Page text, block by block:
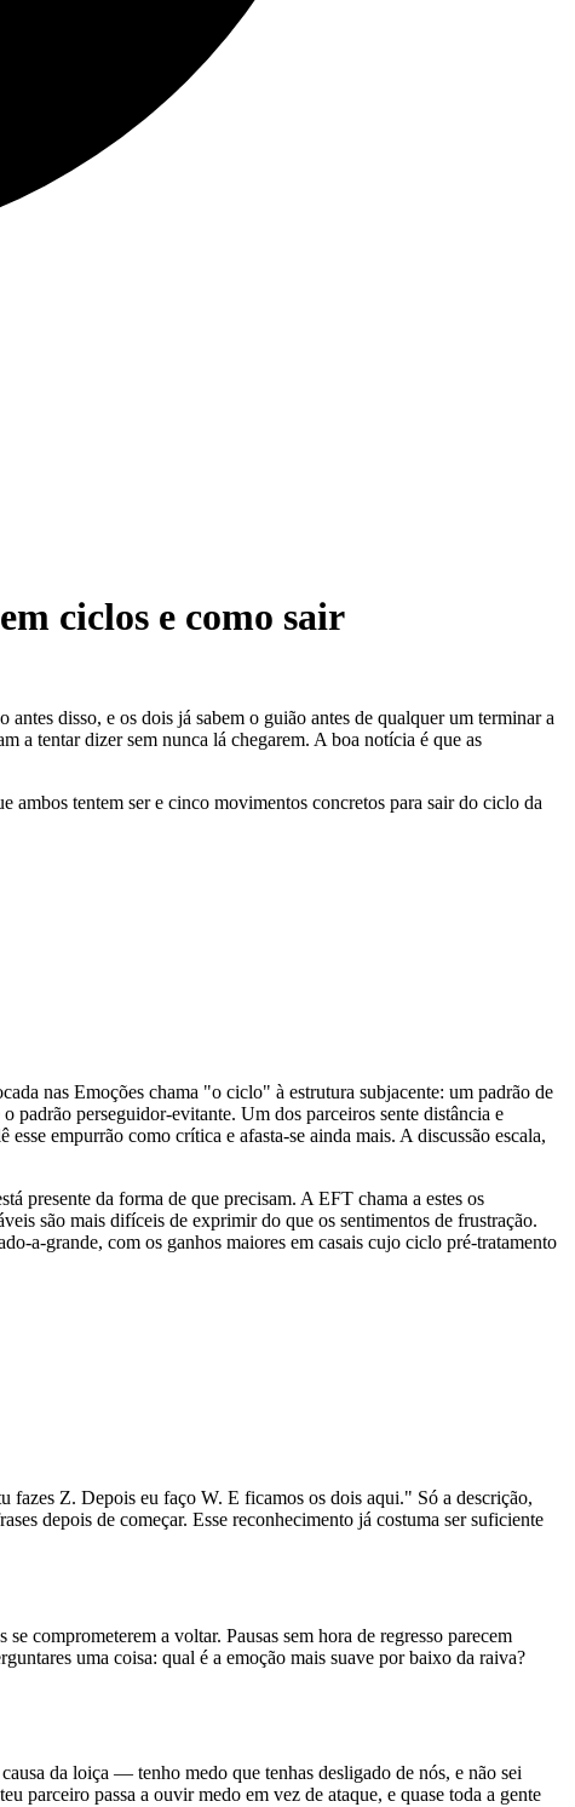
ciclos e como sair
disso, e os dois já sabem o guião antes de qualquer um terminar a
a tentar dizer sem nunca lá chegarem. A boa notícia é que as
ambos tentem ser e cinco movimentos concretos para sair do ciclo da
nas Emoções chama "o ciclo" à estrutura subjacente: um padrão de
padrão perseguidor-evitante. Um dos parceiros sente distância e
empurrão como crítica e afasta-se ainda mais. A discussão escala,
presente da forma de que precisam. A EFT chama a estes os
são mais difíceis de exprimir do que os sentimentos de frustração.
a-grande, com os ganhos maiores em casais cujo ciclo pré-tratamento
fazes Z. Depois eu faço W. E ficamos os dois aqui." Só a descrição,
depois de começar. Esse reconhecimento já costuma ser suficiente
comprometerem a voltar. Pausas sem hora de regresso parecem
uma coisa: qual é a emoção mais suave por baixo da raiva?
da loiça — tenho medo que tenhas desligado de nós, e não sei
parceiro passa a ouvir medo em vez de ataque, e quase toda a gente